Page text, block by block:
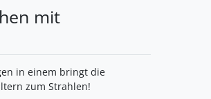
mit
in einem bringt die
zum Strahlen!